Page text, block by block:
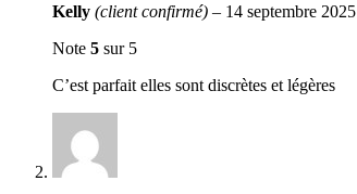
Kelly (client confirmé) – 14 septembre 2025
Note 5 sur 5
C’est parfait elles sont discrètes et légères